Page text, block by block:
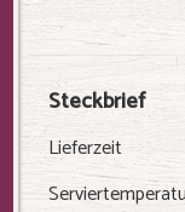
Steckbrief
Lieferzeit